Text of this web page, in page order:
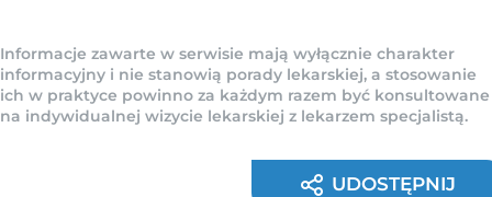
Informacje zawarte w serwisie mają wyłącznie charakter
informacyjny i nie stanowią porady lekarskiej, a stosowanie
ich w praktyce powinno za każdym razem być konsultowane
na indywidualnej wizycie lekarskiej z lekarzem specjalistą.
UDOSTĘPNIJ